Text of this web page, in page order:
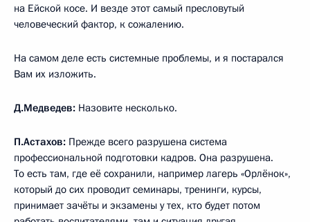
на Ейской косе. И везде этот самый пресловутый
человеческий фактор, к сожалению.
На самом деле есть системные проблемы, и я постарался
Вам их изложить.
Д.Медведев: Назовите несколько.
П.Астахов: Прежде всего разрушена система
профессиональной подготовки кадров. Она разрушена.
То есть там, где её сохранили, например лагерь «Орлёнок»,
который до сих проводит семинары, тренинги, курсы,
принимает зачёты и экзамены у тех, кто будет потом